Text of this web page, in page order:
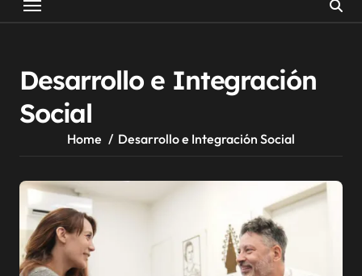
Desarrollo e Integración
Social
Home Desarrollo e Integración Social